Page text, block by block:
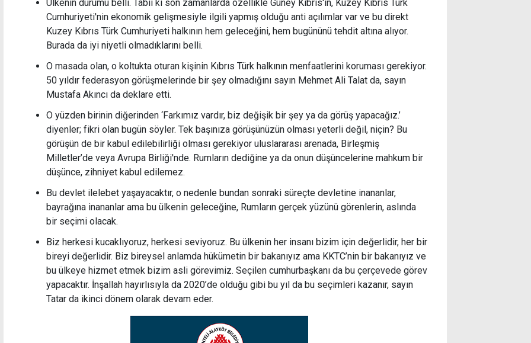
Ülkenin durumu belli. Tabii ki son zamanlarda özellikle Güney Kıbrıs'ın, Kuzey Kıbrıs Türk
Cumhuriyeti'nin ekonomik gelişmesiyle ilgili yapmış olduğu anti açılımlar var ve bu direkt
Kuzey Kıbrıs Türk Cumhuriyeti halkının hem geleceğini, hem bugününü tehdit altına alıyor.
Burada da iyi niyetli olmadıklarını belli.
O masada olan, o koltukta oturan kişinin Kıbrıs Türk halkının menfaatlerini koruması gerekiyor.
50 yıldır federasyon görüşmelerinde bir şey olmadığını sayın Mehmet Ali Talat da, sayın
Mustafa Akıncı da deklare etti.
O yüzden birinin diğerinden ‘Farkımız vardır, biz değişik bir şey ya da görüş yapacağız.’
diyenler; fikri olan bugün söyler. Tek başınıza görüşünüzün olması yeterli değil, niçin? Bu
görüşün de bir kabul edilebilirliği olması gerekiyor uluslararası arenada, Birleşmiş
Milletler’de veya Avrupa Birliği'nde. Rumların dediğine ya da onun düşüncelerine mahkum bir
düşünce, zihniyet kabul edilemez.
Bu devlet ilelebet yaşayacaktır, o nedenle bundan sonraki süreçte devletine inananlar,
bayrağına inananlar ama bu ülkenin geleceğine, Rumların gerçek yüzünü görenlerin, aslında
bir seçimi olacak.
Biz herkesi kucaklıyoruz, herkesi seviyoruz. Bu ülkenin her insanı bizim için değerlidir, her bir
bireyi değerlidir. Biz bireysel anlamda hükümetin bir bakanıyız ama KKTC’nin bir bakanıyız ve
bu ülkeye hizmet etmek bizim asli görevimiz. Seçilen cumhurbaşkanı da bu çerçevede görev
yapacaktır. İnşallah hayırlısıyla da 2020’de olduğu gibi bu yıl da bu seçimleri kazanır, sayın
Tatar da ikinci dönem olarak devam eder.